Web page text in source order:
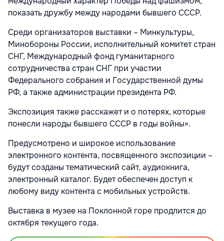
показать дружбу между народами бывшего СССР.
Среди организаторов выставки – Минкультуры,
Минобороны России, исполнительный комитет стран
СНГ, Международный фонд гуманитарного
сотрудничества стран СНГ при участии
Федерального собрания и Государственной думы
РФ, а также администрации президента РФ.
Экспозиция также расскажет и о потерях, которые
понесли народы бывшего СССР в годы войны».
Предусмотрено и широкое использование
электронного контента, посвященного экспозиции –
будут созданы тематический сайт, аудиокнига,
электронный каталог. Будет обеспечен доступ к
любому виду контента с мобильных устройств.
Выставка в музее на Поклонной горе продлится до
октября текущего года.